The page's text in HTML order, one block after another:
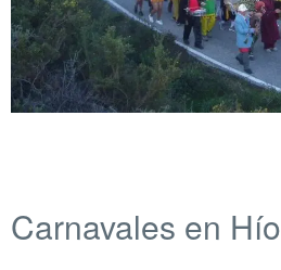
Carnavales en Hío